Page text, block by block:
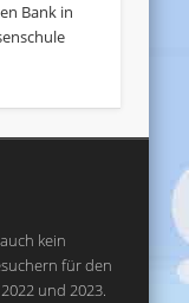
Bank in
kein
für den
und 2023.